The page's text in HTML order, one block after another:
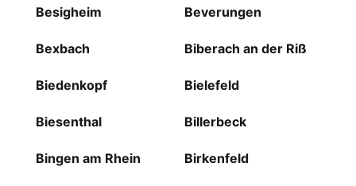
Besigheim Beverungen
Bexbach Biberach an der Riß
Biedenkopf Bielefeld
Biesenthal Billerbeck
Bingen am Rhein Birkenfeld